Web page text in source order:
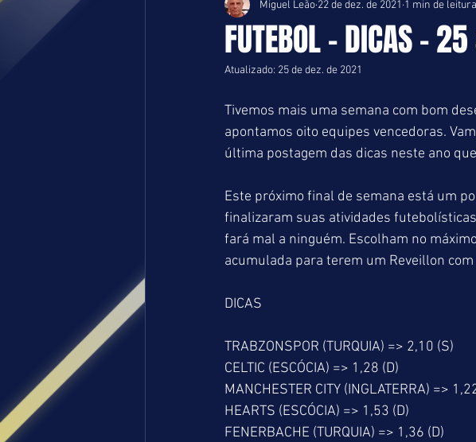
FUTEBOL - DICAS -
Miguel Leão 22 de dez. de 2021 1 min de leitura
Atualizado: 25 de dez. de 2021
Tivemos mais uma semana com bom
apontamos oito equipes vencedoras.
última postagem das dicas neste ano
Este próximo final de semana está um
finalizaram suas atividades
fará mal a ninguém. Escolham no
acumulada para terem um Reveillon
DICAS
TRABZONSPOR (TURQUIA) => 2,10 (S)
CELTIC (ESCÓCIA) => 1,28 (D)
MANCHESTER CITY (INGLATERRA) =>
HEARTS (ESCÓCIA) => 1,53 (D)
FENERBACHE (TURQUIA) => 1,36 (D)